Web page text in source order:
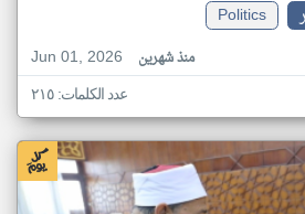
Politics
Jun 01, 2026
منذ شهرين
عدد الكلمات: ٢١٥